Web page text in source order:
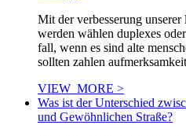
Mit der verbesserung
werden wählen duplexes
fall, wenn es sind alte
sollten zahlen
VIEW_MORE >
Was ist der Unterschied
und Gewöhnlichen Straße?